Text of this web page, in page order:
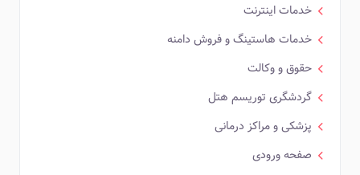
خدمات اینترنت
خدمات هاستینگ و فروش دامنه
حقوق و وکالت
گردشگری توریسم هتل
پزشکی و مراکز درمانی
صفحه ورودی